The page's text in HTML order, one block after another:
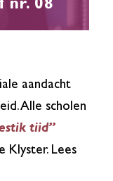
nr. 08
aandacht
Alle scholen
tiid”
Klyster. Lees